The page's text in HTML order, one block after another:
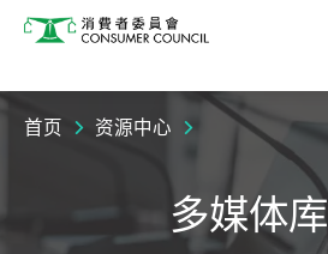
消费者委员会
首页 资源中心
多媒体库